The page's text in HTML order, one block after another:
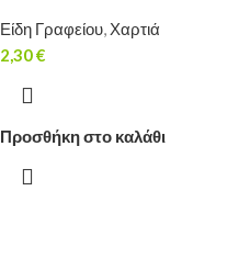
Είδη Γραφείου, Χαρτιά
2,30€
Προσθήκη στο καλάθι